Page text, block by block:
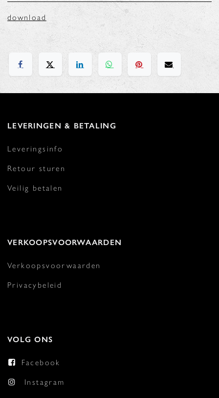
download
LEVERINGEN & BETALING
Leveringsinfo
Retour sturen
Veilig betalen
VERKOOPSVOORWAARDEN
Verkoopsvoorwaarden
Privacybeleid
VOLG ONS
Facebook
Instagram